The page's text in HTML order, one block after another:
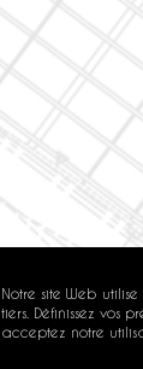
Notre site Web
tiers. Définissez vos
acceptez notre